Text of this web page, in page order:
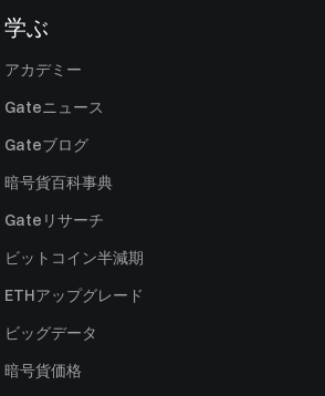
学ぶ
アカデミー
Gateニュース
Gateブログ
暗号貨百科事典
Gateリサーチ
ビットコイン半減期
ETHアップグレード
ビッグデータ
暗号貨価格